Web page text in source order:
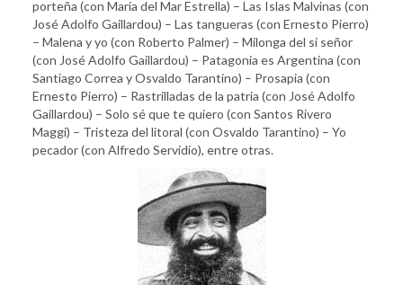
porteña (con María del Mar Estrella) – Las Islas Malvinas (con
José Adolfo Gaillardou) – Las tangueras (con Ernesto Pierro)
– Malena y yo (con Roberto Palmer) – Milonga del sí señor
(con José Adolfo Gaillardou) – Patagonia es Argentina (con
Santiago Correa y Osvaldo Tarantino) – Prosapia (con
Ernesto Pierro) – Rastrilladas de la patria (con José Adolfo
Gaillardou) – Solo sé que te quiero (con Santos Rivero
Maggi) – Tristeza del litoral (con Osvaldo Tarantino) – Yo
pecador (con Alfredo Servidio), entre otras.